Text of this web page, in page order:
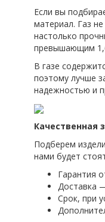
Если вы
материал. Газ
настолько
превышающим
В газе
поэтому лучше
надежностью и
Качественная
Подберем
нами будет
Гарантия
Доставка
Срок, при